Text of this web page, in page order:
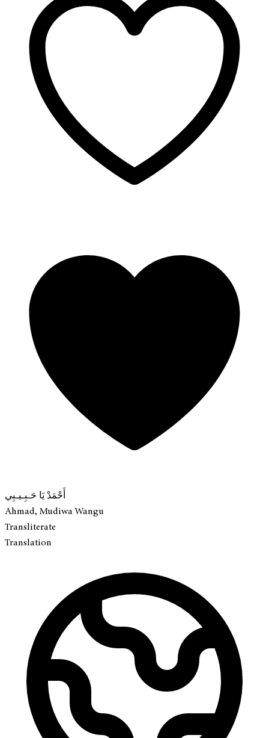
أَحْمَدْ يَا حَـبِـيـبِي
Ahmad, Mudiwa Wangu
Transliterate
Translation